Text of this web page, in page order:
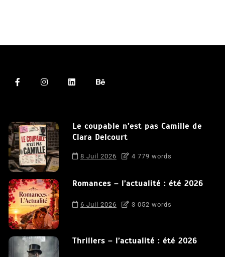
Le coupable n’est pas Camille de
Clara Delcourt
8 Juil 2026 4 779 words
Romances – l’actualité : été 2026
6 Juil 2026 3 052 words
Thrillers – l’actualité : été 2026